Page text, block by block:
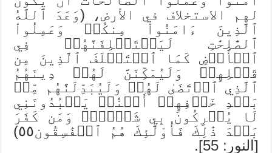
لهم الاستخلاف في الأرض، (وَعَدَ ٱللَّهُ
ٱلَّذِينَ ءَامَنُواْ مِنكُمۡ وَعَمِلُواْ
ٱلصَّٰلِحَٰتِ لَيَسۡتَخۡلِفَنَّهُمۡ فِي
ٱلۡأَرۡضِ كَمَا ٱسۡتَخۡلَفَ ٱلَّذِينَ مِن
قَبۡلِهِمۡ وَلَيُمَكِّنَنَّ لَهُمۡ دِينَهُمُ
ٱلَّذِي ٱرۡتَضَىٰ لَهُمۡ وَلَيُبَدِّلَنَّهُم مِّنۢ
بَعۡدِ خَوۡفِهِمۡ أَمۡنٗاۚ يَعۡبُدُونَنِي
لَا يُشۡرِكُونَ بِي شَيۡ‍ٔٗاۚ وَمَن كَفَرَ
بَعۡدَ ذَٰلِكَ فَأُوْلَٰٓئِكَ هُمُ ٱلۡفَٰسِقُون٥٥)
[النور: 55].